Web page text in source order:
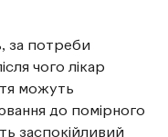
за потреби
чого лікар
можуть
до помірного
заспокійливий